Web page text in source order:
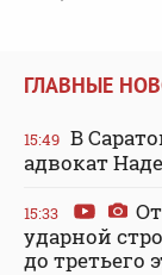
ГЛАВНЫЕ
15:49 В
адвокат
15:33
ударной
до третьего